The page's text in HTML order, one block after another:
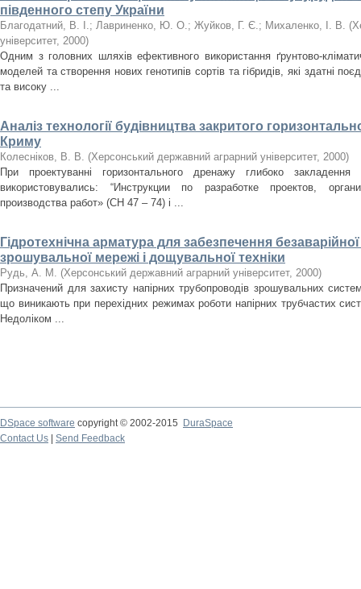
південного степу України
Благодатний, В. І.; Лавриненко, Ю. О.; Жуйков, Г. Є.; Михаленко, І. В. (
університет, 2000)
Одним з головних шляхів ефективного використання ґрунтово-
моделей та створення нових генотипів сортів та гібридів, які здатні
та високу ...
Аналіз технології будівництва закритого
Криму
Колесніков, В. В. (Херсонський державний аграрний університет, 2000)
При проектуванні горизонтального дренажу глибоко
використовувались: “Инструкции по разработке проектов,
производства работ» (СН 47 – 74) і ...
Гідротехнічна арматура для забезпечення
зрошувальної мережі і дощувальної техніки
Рудь, А. М. (Херсонський державний аграрний університет, 2000)
Призначений для захисту напірних трубопроводів зрошувальних
що виникають при перехідних режимах роботи напірних трубчастих
Недоліком ...
DSpace software copyright © 2002-2015
DuraSpace
Contact Us
Send Feedback